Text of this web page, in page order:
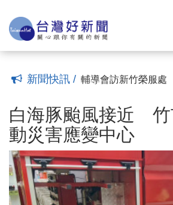
新聞快訊 /
一開放線上報名
測肌力、答健康、趣
會體驗「全齡樂活」
走進市定古蹟體驗消
物館開館(14:18)
徐欣瑩化身「資深
公所協助同仁強化安
輔導會訪新竹榮服
中心(13:54)
勇奪新加坡國際管樂
國中部藝才班傳捷報
五峰鄉果農搶收水梨
購(10:07)
全面打造「數位校務
親子互動式繪本故
一開放線上報名
測肌力、答健康、
會體驗「全齡樂活」
走進市定古蹟體驗
物館開館(14:18)
徐欣瑩化身「資深
白海豚颱風接近 竹
動災害應變中心